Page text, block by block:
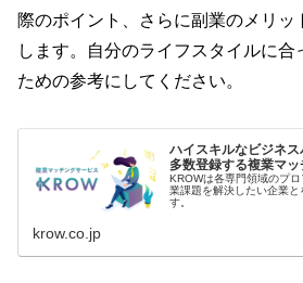
際のポイント、さらに副業のメリッ
します。自分のライフスタイルに合
ための参考にしてください。
ハイスキルなビジネ
多数登録する複業マ
KROWは各専門領域のプ
業課題を解決したい企業
す。
krow.co.jp